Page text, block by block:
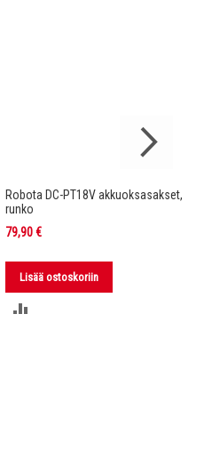
Robota DC-PT18V akkuoksasakset,
runko
79,90 €
Lisää ostoskoriin